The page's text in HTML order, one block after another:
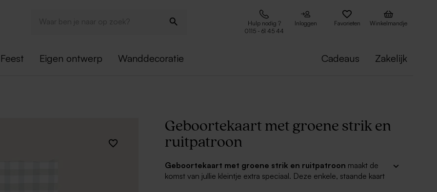
Hulp nodig ?
0115 - 61 45 44
Inloggen Favorieten Winkelmandje
Feest Eigen ontwerp Wanddecoratie Cadeaus Zakelijk
Geboortekaart met groene strik en
ruitpatroon
Geboortekaart met groene strik en ruitpatroon maakt de
komst van jullie kleintje extra speciaal. Deze enkele, staande kaart